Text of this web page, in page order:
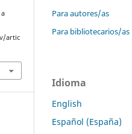
artic
Para autores/as
Para bibliotecarios/as
Idioma
English
Español (España)